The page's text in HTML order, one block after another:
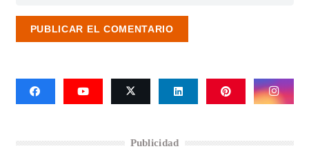
PUBLICAR EL COMENTARIO
Publicidad